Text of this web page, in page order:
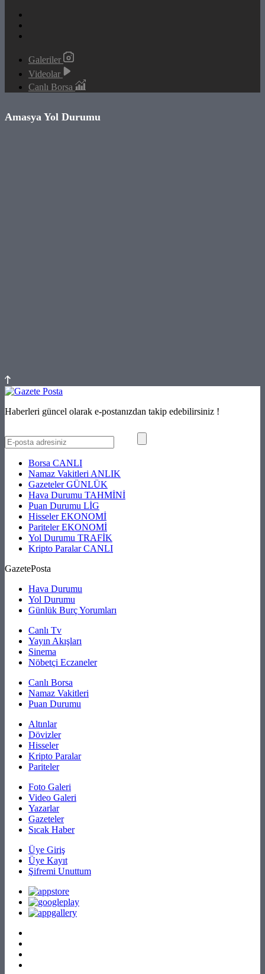
Galeriler
Videolar
Canlı Borsa
Amasya Yol Durumu
Haberleri güncel olarak e-postanızdan takip edebilirsiniz !
Borsa CANLI
Namaz Vakitleri ANLIK
GazetelerGÜNLÜK
Hava Durumu TAHMİNİ
Puan Durumu LİG
HisselerEKONOMİ
ParitelerEKONOMİ
Yol Durumu TRAFİK
Kripto ParalarCANLI
GazetePosta
Hava Durumu
Yol Durumu
Günlük Burç Yorumları
Canlı Tv
Yayın Akışları
Sinema
Nöbetçi Eczaneler
Canlı Borsa
Namaz Vakitleri
Puan Durumu
Altınlar
Dövizler
Hisseler
Kripto Paralar
Pariteler
Foto Galeri
Video Galeri
Yazarlar
Gazeteler
Sıcak Haber
Üye Giriş
Üye Kayıt
Şifremi Unuttum